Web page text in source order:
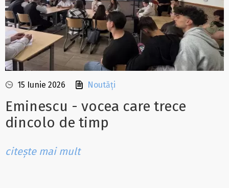
15 Iunie 2026 Noutăți
Eminescu - vocea care trece
dincolo de timp
citește mai mult